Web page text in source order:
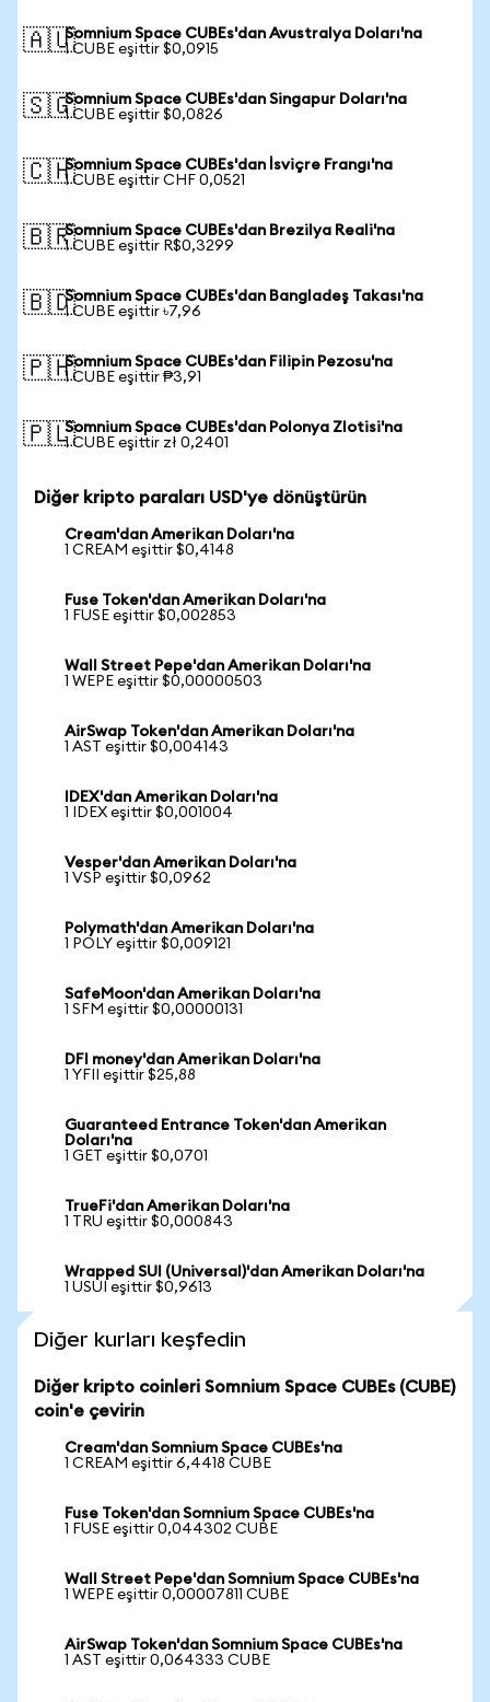
🇦🇺Somnium Space CUBEs'dan Avustralya Doları'na
1 CUBE eşittir $0,0915
🇸🇬Somnium Space CUBEs'dan Singapur Doları'na
1 CUBE eşittir $0,0826
🇨🇭Somnium Space CUBEs'dan İsviçre Frangı'na
1 CUBE eşittir CHF 0,0521
🇧🇷Somnium Space CUBEs'dan Brezilya Reali'na
1 CUBE eşittir R$0,3299
🇧🇩Somnium Space CUBEs'dan Bangladeş Takası'na
1 CUBE eşittir ৳7,96
🇵🇭Somnium Space CUBEs'dan Filipin Pezosu'na
1 CUBE eşittir ₱3,91
🇵🇱Somnium Space CUBEs'dan Polonya Zlotisi'na
1 CUBE eşittir zł 0,2401
Diğer kripto paraları USD'ye dönüştürün
Cream'dan Amerikan Doları'na
1 CREAM eşittir $0,4148
Fuse Token'dan Amerikan Doları'na
1 FUSE eşittir $0,002853
Wall Street Pepe'dan Amerikan Doları'na
1 WEPE eşittir $0,00000503
AirSwap Token'dan Amerikan Doları'na
1 AST eşittir $0,004143
IDEX'dan Amerikan Doları'na
1 IDEX eşittir $0,001004
Vesper'dan Amerikan Doları'na
1 VSP eşittir $0,0962
Polymath'dan Amerikan Doları'na
1 POLY eşittir $0,009121
SafeMoon'dan Amerikan Doları'na
1 SFM eşittir $0,00000131
DFI money'dan Amerikan Doları'na
1 YFII eşittir $25,88
Guaranteed Entrance Token'dan Amerikan
Doları'na
1 GET eşittir $0,0701
TrueFi'dan Amerikan Doları'na
1 TRU eşittir $0,000843
Wrapped SUI (Universal)'dan Amerikan Doları'na
1 USUI eşittir $0,9613
Diğer kurları keşfedin
Diğer kripto coinleri Somnium Space CUBEs (CUBE)
coin'e çevirin
Cream'dan Somnium Space CUBEs'na
1 CREAM eşittir 6,4418 CUBE
Fuse Token'dan Somnium Space CUBEs'na
1 FUSE eşittir 0,044302 CUBE
Wall Street Pepe'dan Somnium Space CUBEs'na
1 WEPE eşittir 0,00007811 CUBE
AirSwap Token'dan Somnium Space CUBEs'na
1 AST eşittir 0,064333 CUBE